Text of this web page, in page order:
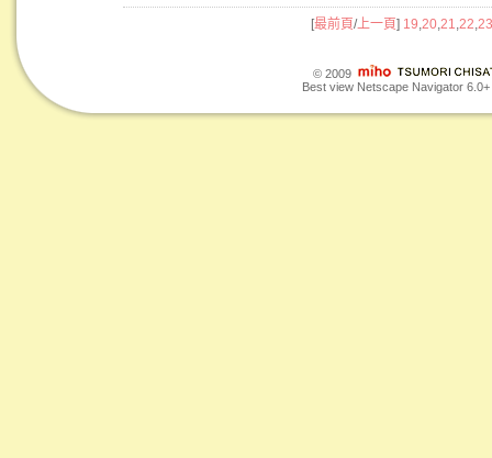
[最前頁/上一頁] 19 20, 21 22 23
© 2009
Best view Netscape Navigator